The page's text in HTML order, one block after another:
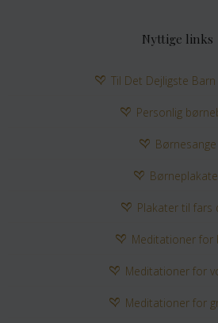
Nyttige links
Til Det Dejligste
Personlig
Børnesange
Plakater til fars
Meditationer for
Meditationer for
Meditationer for